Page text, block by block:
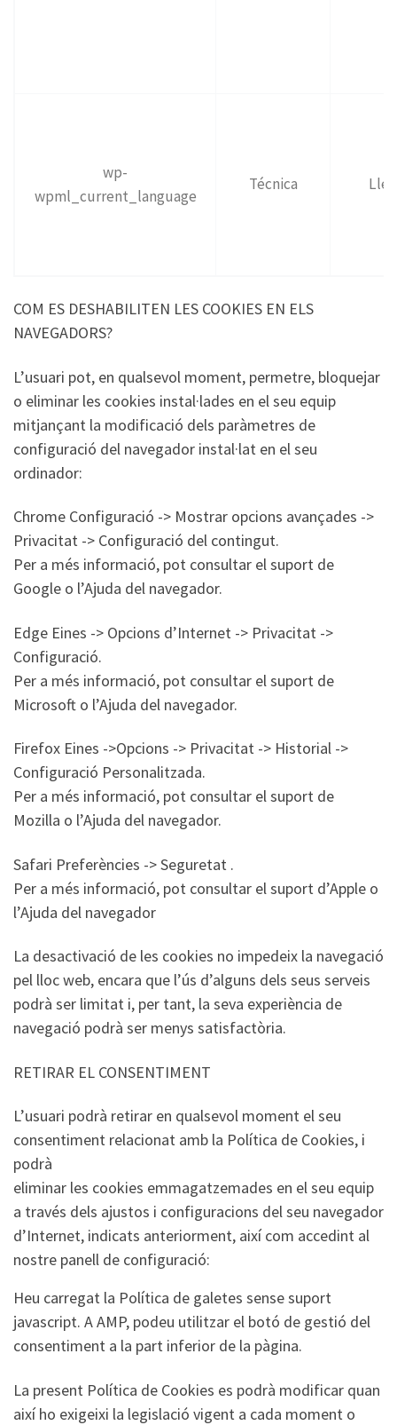
wp-
wpml_current_language
Técnica
COM ES DESHABILITEN LES COOKIES EN ELS
NAVEGADORS?
L’usuari pot, en qualsevol moment, permetre, bloquejar
o eliminar les cookies instal·lades en el seu equip
mitjançant la modificació dels paràmetres de
configuració del navegador instal·lat en el seu
ordinador:
Chrome Configuració -> Mostrar opcions avançades ->
Privacitat -> Configuració del contingut.
Per a més informació, pot consultar el suport de
Google o l’Ajuda del navegador.
Edge Eines -> Opcions d’Internet -> Privacitat ->
Configuració.
Per a més informació, pot consultar el suport de
Microsoft o l’Ajuda del navegador.
Firefox Eines ->Opcions -> Privacitat -> Historial ->
Configuració Personalitzada.
Per a més informació, pot consultar el suport de
Mozilla o l’Ajuda del navegador.
Safari Preferències -> Seguretat .
Per a més informació, pot consultar el suport d’Apple o
l’Ajuda del navegador
La desactivació de les cookies no impedeix la navegació
pel lloc web, encara que l’ús d’alguns dels seus serveis
podrà ser limitat i, per tant, la seva experiència de
navegació podrà ser menys satisfactòria.
RETIRAR EL CONSENTIMENT
L’usuari podrà retirar en qualsevol moment el seu
consentiment relacionat amb la Política de Cookies, i
podrà
eliminar les cookies emmagatzemades en el seu equip
a través dels ajustos i configuracions del seu navegador
d’Internet, indicats anteriorment, així com accedint al
nostre panell de configuració:
Heu carregat la Política de galetes sense suport
javascript. A AMP, podeu utilitzar el botó de gestió del
consentiment a la part inferior de la pàgina.
La present Política de Cookies es podrà modificar quan
així ho exigeixi la legislació vigent a cada moment o